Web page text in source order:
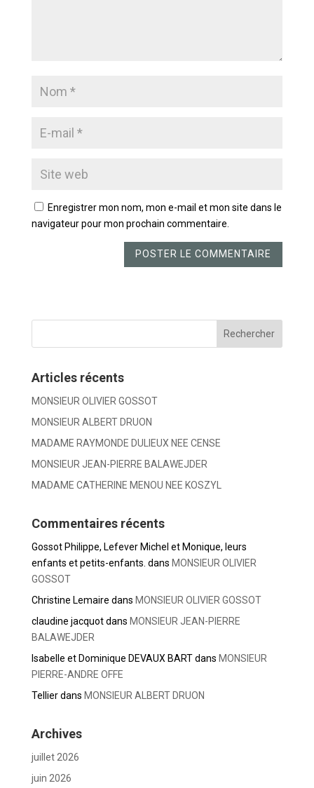
Enregistrer mon nom, mon e-mail et mon site dans le
navigateur pour mon prochain commentaire.
Articles récents
MONSIEUR OLIVIER GOSSOT
MONSIEUR ALBERT DRUON
MADAME RAYMONDE DULIEUX NEE CENSE
MONSIEUR JEAN-PIERRE BALAWEJDER
MADAME CATHERINE MENOU NEE KOSZYL
Commentaires récents
Gossot Philippe, Lefever Michel et Monique, leurs
enfants et petits-enfants. dans MONSIEUR OLIVIER
GOSSOT
Christine Lemaire dans MONSIEUR OLIVIER GOSSOT
claudine jacquotdans MONSIEUR JEAN-PIERRE
BALAWEJDER
Isabelle et Dominique DEVAUX BARTdans MONSIEUR
PIERRE-ANDRE OFFE
Tellierdans MONSIEUR ALBERT DRUON
Archives
juillet 2026
juin 2026